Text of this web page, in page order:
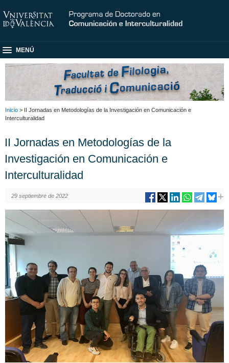
MENÚ
Inicio > II Jornadas en Metodologías de la Investigación en Comunicación e
Interculturalidad
II Jornadas en Metodologías de la
Investigación en Comunicación e
Interculturalidad
29 septiembre de 2022